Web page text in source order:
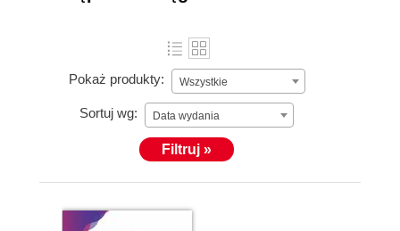
Pokaż produkty: Wszystkie
Sortuj wg: Data wydania
Filtruj »